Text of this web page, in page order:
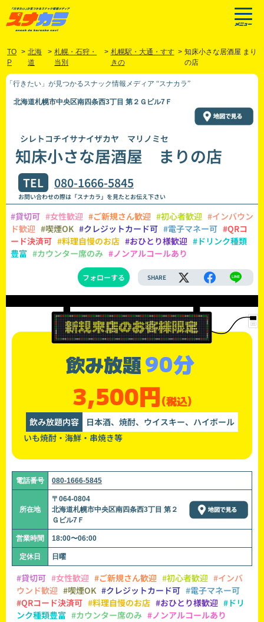
TO
P
> 北海
道
> 札幌・石狩・
当別
> 札幌駅・大通・すす
きの
> 知床小さな居酒屋 まり
の店
「行きたい」が見つかるスナック情報メディア “スナカラ”
北海道札幌市中央区南四条西3丁目 第２Ｇビル7Ｆ
シレトコチイサナイザカヤ マリノミセ
知床小さな居酒屋 まりの店
TEL 080-1666-5845
お問い合わせの際は「スナカラ」を見たとお伝え下さい
#貸切可 #女性歓迎 #ご新規さん歓迎 #初心者歓迎 #インバウン
ド歓迎 #喫煙OK #クレジットカード可 #電子マネー可 #QRコ
ード決済可 #料理自慢のお店 #おひとり様歓迎 #ドリンク種類
豊富 #カウンター席のみ #ノンアルコールあり
フォローする SHARE
飲み放題90分
3,500円(税込)
飲み放題内容
日本酒、焼酎、ウイスキー、ハイボール
いも焼酎・海鮮・串焼き等
電話番号 080-1666-5845
所在地
〒064-0804
北海道札幌市中央区南四条西3丁目 第２
Ｇビル7Ｆ
営業時間 18:00〜06:00
定休日 日曜
#貸切可 #女性歓迎 #ご新規さん歓迎 #初心者歓迎 #インバ
ウンド歓迎 #喫煙OK #クレジットカード可 #電子マネー可
#QRコード決済可 #料理自慢のお店 #おひとり様歓迎 #ドリ
ンク種類豊富 #カウンター席のみ #ノンアルコールあり